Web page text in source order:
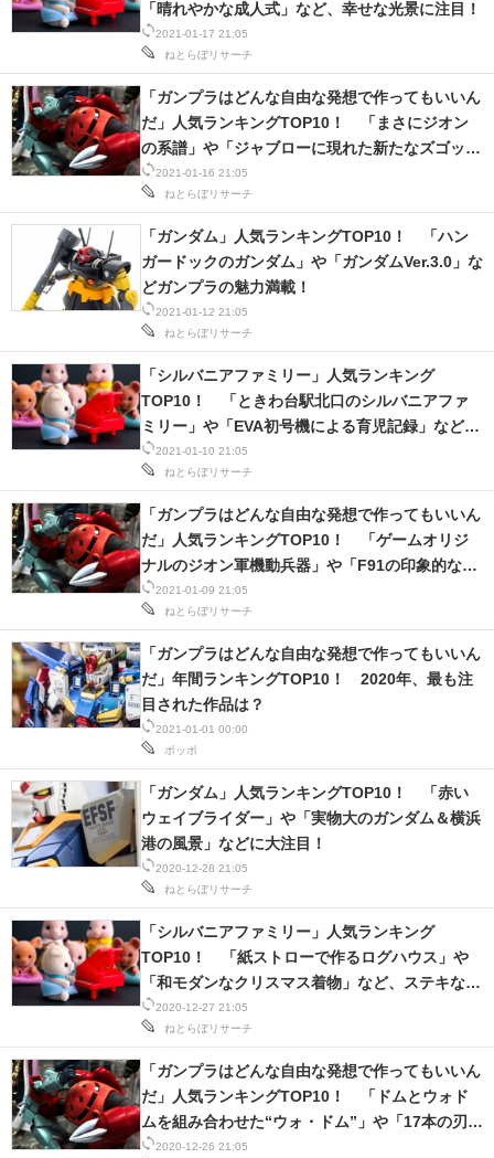
2021-01-17 21:05
ねとらぼリサーチ
「晴れやかな成人式」など、幸せな光景に注目！
2021-01-16 21:05
ねとらぼリサーチ
「ガンプラはどんな自由な発想で作ってもいいん
だ」人気ランキングTOP10！ 「まさにジオン
の系譜」や「ジャブローに現れた新たなズゴッ
ク」など、見惚れる作品満載！
2021-01-12 21:05
ねとらぼリサーチ
「ガンダム」人気ランキングTOP10！ 「ハン
ガードックのガンダム」や「ガンダムVer.3.0」な
どガンプラの魅力満載！
2021-01-10 21:05
ねとらぼリサーチ
「シルバニアファミリー」人気ランキング
TOP10！ 「ときわ台駅北口のシルバニアファ
ミリー」や「EVA初号機による育児記録」などに
大注目！
2021-01-09 21:05
ねとらぼリサーチ
「ガンプラはどんな自由な発想で作ってもいいん
だ」人気ランキングTOP10！ 「ゲームオリジ
ナルのジオン軍機動兵器」や「F91の印象的な場
面を再現」など、驚愕の作品が満載！
2021-01-01 00:00
ポッポ
「ガンプラはどんな自由な発想で作ってもいいん
だ」年間ランキングTOP10！ 2020年、最も注
目された作品は？
2020-12-28 21:05
ねとらぼリサーチ
「ガンダム」人気ランキングTOP10！ 「赤い
ウェイブライダー」や「実物大のガンダム＆横浜
港の風景」などに大注目！
2020-12-27 21:05
ねとらぼリサーチ
「シルバニアファミリー」人気ランキング
TOP10！ 「紙ストローで作るログハウス」や
「和モダンなクリスマス着物」など、ステキなア
イデア盛りだくさん！
2020-12-26 21:05
「ガンプラはどんな自由な発想で作ってもいいん
だ」人気ランキングTOP10！ 「ドムとウォド
ムを組み合わせた“ウォ・ドム”」や「17本の刃を
もつダブルオー」など、驚愕の作品が満載！